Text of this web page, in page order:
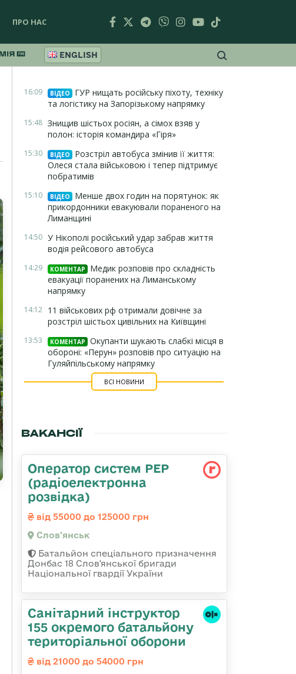
ПРО НАС
ENGLISH
16:09 ВІДЕО
ГУР нищать російську піхоту, техніку
та логістику на Запорізькому напрямку
15:48 Знищив шістьох росіян, а сімох взяв у
полон: історія командира «Гіря»
15:30 ВІДЕО
Розстріл автобуса змінив її життя:
Олеся стала військовою і тепер підтримує
побратимів
15:10 ВІДЕО
Менше двох годин на порятунок: як
прикордонники евакуювали пораненого на
Лиманщині
14:50 У Нікополі російський удар забрав життя
водія рейсового автобуса
14:29 КОМЕНТАР
Медик розповів про складність
евакуації поранених на Лиманському
напрямку
14:12 11 військових рф отримали довічне за
розстріл шістьох цивільних на Київщині
13:53 КОМЕНТАР
Окупанти шукають слабкі місця в
обороні: «Перун» розповів про ситуацію на
Гуляйпільському напрямку
ВСІ НОВИНИ
ВАКАНСІЇ
Оператор систем РЕР
(радіоелектронна
розвідка)
від 55000 до 125000 грн
Слов'янськ
Батальйон спеціального призначення
Донбас 18 Слов'янської бригади
Національної гвардії України
Санітарний інструктор
155 окремого батальйону
територіальної оборони
від 21000 до 54000 грн